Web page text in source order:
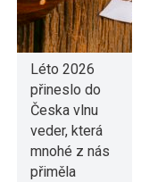
potřebuje
5. 8. 2026
Léto 2026
přineslo do
Česka vlnu
veder, která
mnohé z nás
přiměla